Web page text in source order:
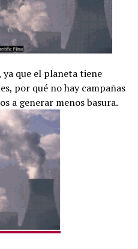
que el planeta tiene
por qué no hay campañas
a generar menos basura.